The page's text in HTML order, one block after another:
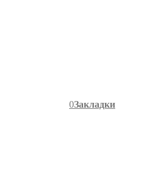
0Закладки